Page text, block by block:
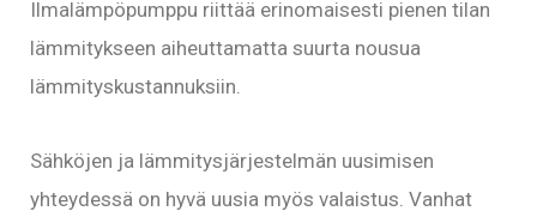
Ilmalämpöpumppu riittää erinomaisesti pienen tilan
lämmitykseen aiheuttamatta suurta nousua
lämmityskustannuksiin.
Sähköjen ja lämmitysjärjestelmän uusimisen
yhteydessä on hyvä uusia myös valaistus. Vanhat